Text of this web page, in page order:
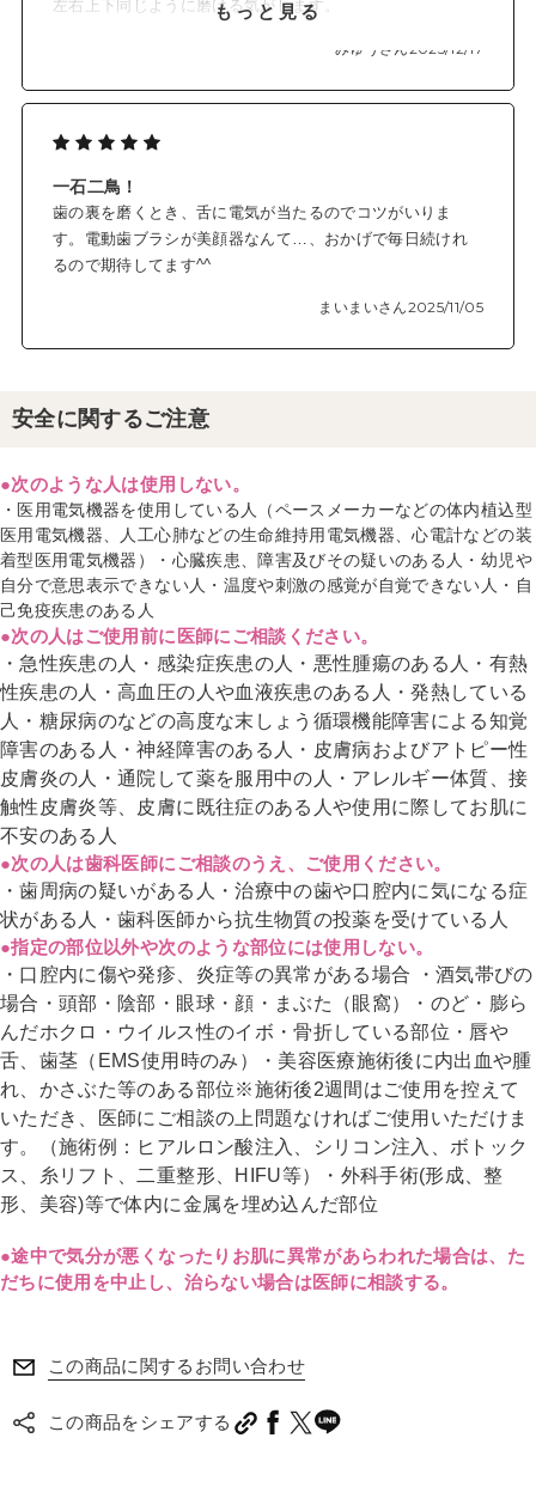
左右上下同じように磨ける気がします。
もっと見る
みゅうさん2025/12/17
一石二鳥！
歯の裏を磨くとき、舌に電気が当たるのでコツがいりま
す。電動歯ブラシが美顔器なんて…、おかげで毎日続けれ
るので期待してます^^
まいまいさん2025/11/05
安全に関するご注意
●次のような人は使用しない。
・医用電気機器を使用している人（ペースメーカーなどの体内植込型
医用電気機器、人工心肺などの生命維持用電気機器、心電計などの装
着型医用電気機器）・心臓疾患、障害及びその疑いのある人・幼児や
自分で意思表示できない人・温度や刺激の感覚が自覚できない人・自
己免疫疾患のある人
●次の人はご使用前に医師にご相談ください。
・急性疾患の人・感染症疾患の人・悪性腫瘍のある人・有熱
性疾患の人・高血圧の人や血液疾患のある人・発熱している
人
・糖尿病のなどの高度な末しょう循環機能障害による知覚
障害のある人・神経障害のある人・皮膚病およびアトピー性
皮膚炎の人
・通院して薬を服用中の人・アレルギー体質、接
触性皮膚炎等、皮膚に既往症のある人や使用に際してお肌に
不安のある人
●次の人は歯科医師にご相談のうえ、ご使用ください。
・歯周病の疑いがある人・治療中の歯や口腔内に気になる症
状がある人・歯科医師から抗生物質の投薬を受けている人
●指定の部位以外や次のような部位には使用しない。
・口腔内に傷や発疹、炎症等の異常がある場合 ・酒気帯びの
場合・頭部・陰部・眼球・顔・まぶた（眼窩）・のど・膨ら
んだホクロ・ウイルス性のイボ・骨折している部位・唇や
舌、歯茎（EMS使用時のみ）
・美容医療施術後に内出血や腫
れ、かさぶた等のある部位※施術後2週間はご使用を控えて
いただき、医師にご相談の上問題なければご使用いただけま
す。
（施術例：ヒアルロン酸注入、シリコン注入、ボトック
ス、糸リフト、二重整形、HIFU等）・外科手術(形成、整
形、美容)等で体内に金属を埋め込んだ部位
●途中で気分が悪くなったりお肌に異常があらわれた場合は、た
だちに使用を中止し、治らない場合は医師に相談する。
この商品に関するお問い合わせ
この商品をシェアする